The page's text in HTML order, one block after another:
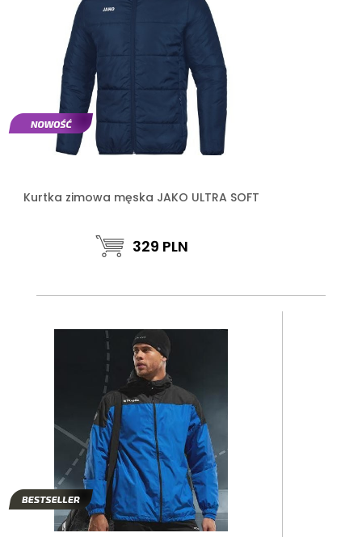
Kurtka zimowa męska JAKO ULTRA SOFT
329 PLN